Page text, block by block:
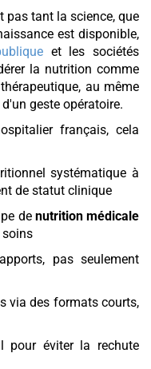
pas tant la science, que
est disponible,
et les sociétés
la nutrition comme
au même
geste opératoire.
français, cela
systématique à
de statut clinique
de nutrition médicale
soins
pas seulement
via des formats courts,
pour éviter la rechute